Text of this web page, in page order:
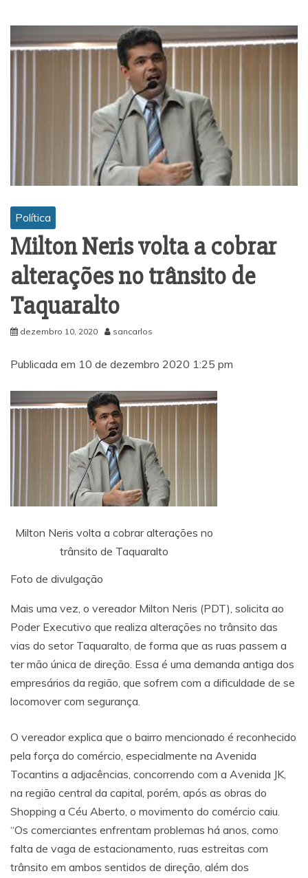
Política
Milton Neris volta a cobrar
alterações no trânsito de
Taquaralto
dezembro 10, 2020 sancarlos
Publicada em 10 de dezembro 2020 1:25 pm
Milton Neris volta a cobrar alterações no
trânsito de Taquaralto
Foto de divulgação
Mais uma vez, o vereador Milton Neris (PDT), solicita ao
Poder Executivo que realiza alterações no trânsito das
vias do setor Taquaralto, de forma que as ruas passem a
ter mão única de direção. Essa é uma demanda antiga dos
empresários da região, que sofrem com a dificuldade de se
locomover com segurança.
O vereador explica que o bairro mencionado é reconhecido
pela força do comércio, especialmente na Avenida
Tocantins a adjacências, concorrendo com a Avenida JK,
na região central da capital, porém, após as obras do
Shopping a Céu Aberto, o movimento do comércio caiu.
“Os comerciantes enfrentam problemas há anos, como
falta de vaga de estacionamento, ruas estreitas com
trânsito em ambos sentidos de direção, além dos